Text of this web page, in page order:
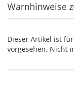
Warnhinweise
Dieser Artikel ist
vorgesehen. Nicht